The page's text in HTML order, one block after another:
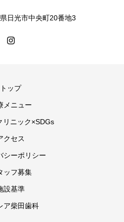
日光市中央町20番地3
トップ
メニュー
リニック×SDGs
クセス
シーポリシー
ッフ募集
設基準
ア柴田歯科